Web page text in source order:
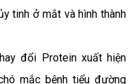
tinh ở mắt và hình thành
đổi Protein xuất hiện
mắc bệnh tiểu đường